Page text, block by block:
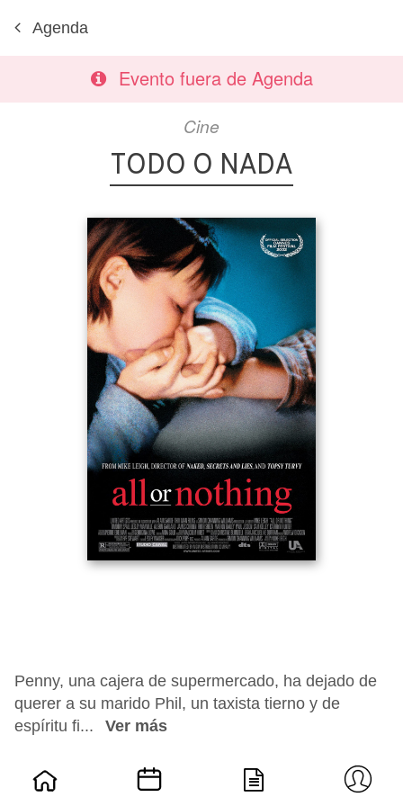
Agenda
Evento fuera de Agenda
Cine
TODO O NADA
Penny, una cajera de supermercado, ha dejado de
querer a su marido Phil, un taxista tierno y de
espíritu fi...
Ver más